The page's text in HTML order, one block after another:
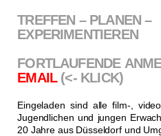
TREFFEN – PLANEN –
EXPERIMENTIEREN
FORTLAUFENDE
EMAIL(<- KLICK)
Eingeladen sind alle film-,
Jugendlichen und jungen
20 Jahre aus Düsseldorf und